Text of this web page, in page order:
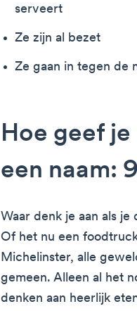
serveert
Ze zijn al bezet
Ze gaan in tegen de
Hoe geef
een naam:
Waar denk je aan als
Of het nu een
Michelinster, alle
gemeen. Alleen al het
denken aan heerlijk